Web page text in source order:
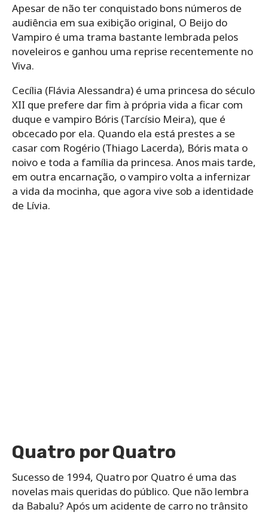
Apesar de não ter conquistado bons números de
audiência em sua exibição original, O Beijo do
Vampiro é uma trama bastante lembrada pelos
noveleiros e ganhou uma reprise recentemente no
Viva.
Cecília (Flávia Alessandra) é uma princesa do século
XII que prefere dar fim à própria vida a ficar com
duque e vampiro Bóris (Tarcísio Meira), que é
obcecado por ela. Quando ela está prestes a se
casar com Rogério (Thiago Lacerda), Bóris mata o
noivo e toda a família da princesa. Anos mais tarde,
em outra encarnação, o vampiro volta a infernizar
a vida da mocinha, que agora vive sob a identidade
de Lívia.
Quatro por Quatro
Sucesso de 1994, Quatro por Quatro é uma das
novelas mais queridas do público. Que não lembra
da Babalu? Após um acidente de carro no trânsito